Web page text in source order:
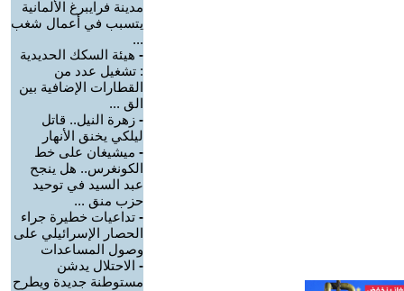
مدينة فرايبرغ الألمانية
يتسبب في أعمال شغب
...
- هيئة السكك الحديدية
: تشغيل عدد من
القطارات الإضافية بين
الق ...
- زهرة النيل.. قاتل
ليلكي يخنق الأنهار
- ميشيغان على خط
الكونغرس.. هل ينجح
عبد السيد في توحيد
حزب منق ...
- تداعيات خطيرة جراء
الحصار الإسرائيلي على
وصول المساعدات
- الاحتلال يدشن
مستوطنة جديدة ويطرح